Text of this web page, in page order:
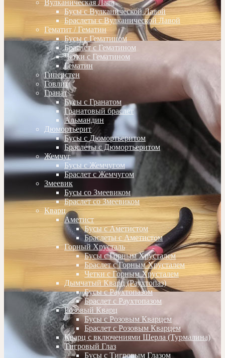
Вулканическая Лава
Бусы с Вулканической Лавой
Браслеты с Вулканической Лавой
Гематит / Гематин
Бусы с Гематином
Браслет с Гематином
Четки с Гематином
Гематин
Гиперстен
Говлит
Гранат
Бусы с Гранатом
Гранатовый браслет
Альмандин
Дюмортьерит
Бусы с Дюмортьеритом
Браслеты с Дюмортьеритом
Жемчуг
Бусы с Жемчугом
Браслет с Жемчугом
Змеевик
Бусы со Змеевиком
Браслет со Змеевиком
Кварц
Аметист
Бусы с Аметистом
Браслеты с Аметистом
Горный Хрусталь
Бусы с Горным Хрусталем
Браслет с Горным Хрусталем
Четки с Горным Хрусталем
Дымчатый Кварц (Раухтопаз)
Бусы с Раухтопазом
Браслет с Раухтопазом
Розовый Кварц
Бусы с Розовым Кварцем
Браслет с Розовым Кварцем
Кварц с включениями Шерла (Турмалина)
Тигровый Глаз
Бусы с Тигровым Глазом